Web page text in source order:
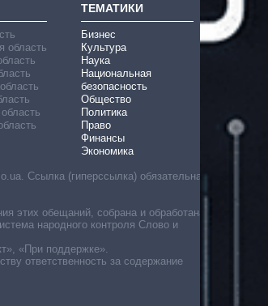
область
ТЕМАТИКИ
Бизнес
Культура
Наука
Национальная
безопасность
Общество
Политика
Право
Финансы
Экономика
Ссылка (гиперссылка) обязательна
этих обещаний, собрана и обработана
народного контроля Слово и
«При поддержке».
ответственность за содержание